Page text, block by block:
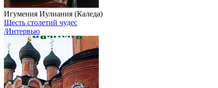
Игумения Иулиания (Каледа)
Шесть столетий чудес
/Интервью